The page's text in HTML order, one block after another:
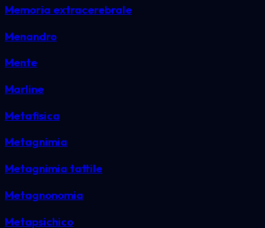
Memoria extracerebrale
Menandro
Mente
Marline
Metafisica
Metagnimia
Metagnimia tattile
Metagnonomia
Metapsichico